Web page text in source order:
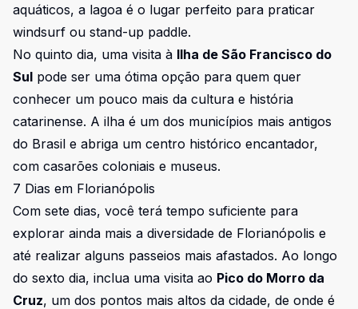
aquáticos, a lagoa é o lugar perfeito para praticar
windsurf ou stand-up paddle.
No quinto dia, uma visita à Ilha de São Francisco do
Sul pode ser uma ótima opção para quem quer
conhecer um pouco mais da cultura e história
catarinense. A ilha é um dos municípios mais antigos
do Brasil e abriga um centro histórico encantador,
com casarões coloniais e museus.
7 Dias em Florianópolis
Com sete dias, você terá tempo suficiente para
explorar ainda mais a diversidade de Florianópolis e
até realizar alguns passeios mais afastados. Ao longo
do sexto dia, inclua uma visita ao Pico do Morro da
Cruz, um dos pontos mais altos da cidade, de onde é